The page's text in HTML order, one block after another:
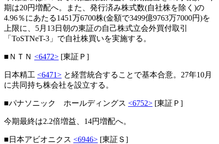
期は20円増配へ。また、発行済み株式数(自社株を除く)の
4.96％にあたる1451万6700株(金額で3499億9763万7000円)を
上限に、5月13日朝の東証の自己株式立会外買付取引
「ToSTNeT-3」で自社株買いを実施する。
■ＮＴＮ <6472> [東証Ｐ]
日本精工 <6471> と経営統合することで基本合意。27年10月
に共同持ち株会社を設立する。
■パナソニック ホールディングス <6752> [東証Ｐ]
今期最終は2.2倍増益、14円増配へ。
■日本アビオニクス <6946> [東証Ｓ]